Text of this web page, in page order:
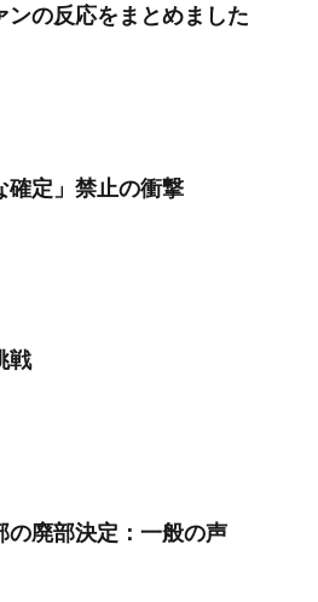
ンの反応をまとめました
確定」禁止の衝撃
戦
の廃部決定：一般の声